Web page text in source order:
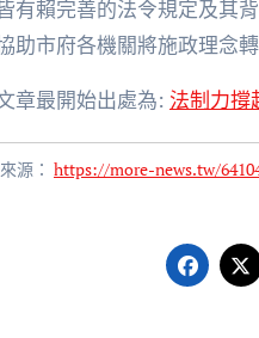
有賴完善的法令規定及其
助市府各機關將施政理念
章最開始出處為: 法制力
源： https://more-news.tw/